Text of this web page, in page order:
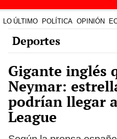
LO ÚLTIMO POLÍTICA OPINIÓN
Deportes
Gigante inglés
Neymar:
podrían llegar
League